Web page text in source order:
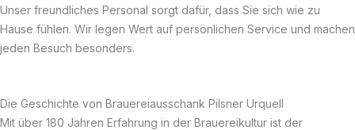
Unser freundliches Personal sorgt dafür, dass Sie sich wie zu
Hause fühlen. Wir legen Wert auf persönlichen Service und machen
jeden Besuch besonders.
Die Geschichte von Brauereiausschank Pilsner Urquell
Mit über 180 Jahren Erfahrung in der Brauereikultur ist der